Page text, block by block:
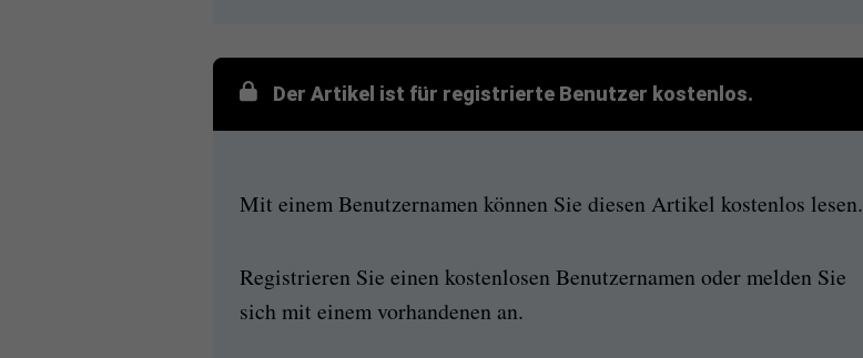
Der Artikel ist für registrierte Benutzer kostenlos.
Mit einem Benutzernamen können Sie diesen Artikel kostenlos lesen.
Registrieren Sie einen kostenlosen Benutzernamen oder melden Sie
sich mit einem vorhandenen an.